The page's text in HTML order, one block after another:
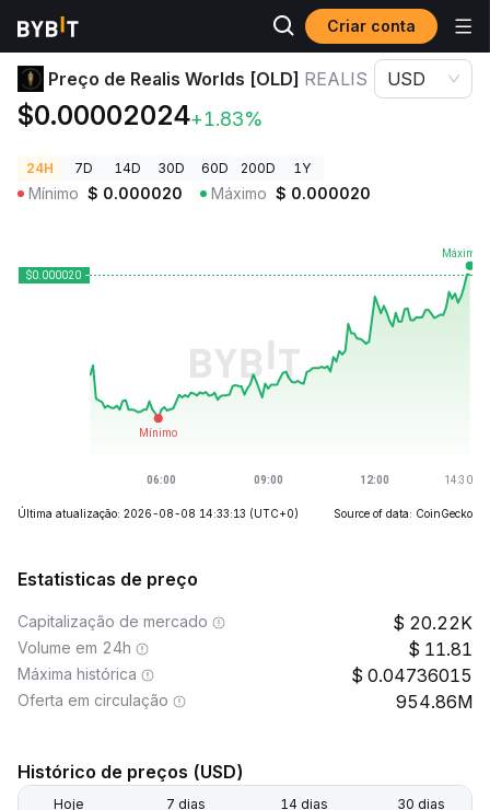
Criar conta
Preços de Criptomoedas Preço de Realis Worlds [OLD] REALIS
Preço de Realis Worlds [OLD] REALIS
$0.00002024+1.83%
USD
24H 7D 14D 30D 60D 200D 1Y
Mínimo $ 0.000020 Máximo $ 0.000020
Última atualização: 2026-08-08 14:33:13 (UTC+0) Source of data: CoinGecko
Estatisticas de preço
Capitalização de mercado 20.22K
Volume em 24h 11.81
Máxima histórica 0.04736015
Oferta em circulação 954.86M
Histórico de preços (USD)
Hoje 7 dias 14 dias 30 dias